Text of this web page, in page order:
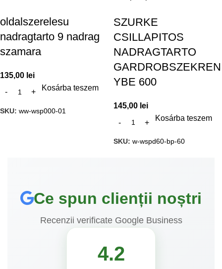
oldalszerelesu
nadragtarto 9 nadrag
szamara
135,00 lei
Kosárba teszem
SKU: ww-wsp000-01
SZURKE
CSILLAPITOS
NADRAGTARTO
GARDROBSZEKREN
YBE 600
145,00 lei
Kosárba teszem
SKU: w-wspd60-bp-60
Ce spun clienții noștri
Recenzii verificate Google Business
4.2